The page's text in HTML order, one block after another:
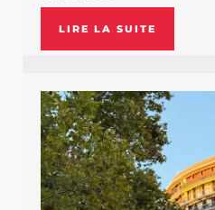
LIRE LA SUITE